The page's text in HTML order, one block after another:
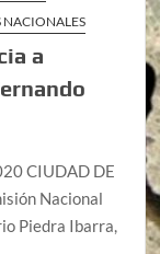
NACIONALES
a
CIUDAD DE
Nacional
Piedra Ibarra,